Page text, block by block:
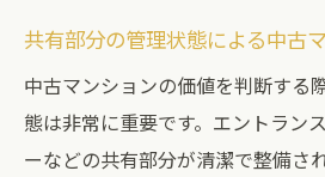
共有部分の管理状態による中古
中古マンションの価値を判断する
態は非常に重要です。エントラン
ーなどの共有部分が清潔で整備さ